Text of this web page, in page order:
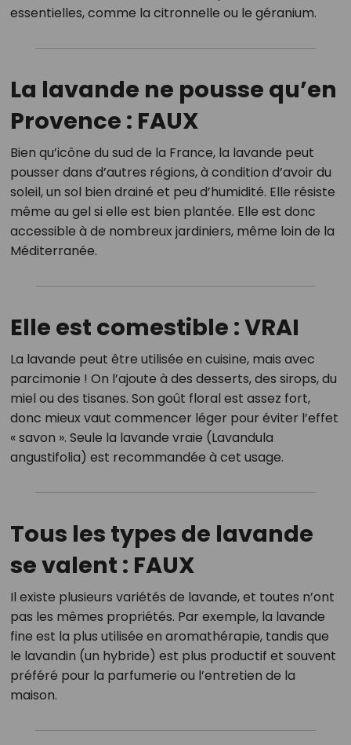
essentielles, comme la citronnelle ou le géranium.
La lavande ne pousse qu’en
Provence : FAUX
Bien qu’icône du sud de la France, la lavande peut
pousser dans d’autres régions, à condition d’avoir du
soleil, un sol bien drainé et peu d’humidité. Elle résiste
même au gel si elle est bien plantée. Elle est donc
accessible à de nombreux jardiniers, même loin de la
Méditerranée.
Elle est comestible : VRAI
La lavande peut être utilisée en cuisine, mais avec
parcimonie ! On l’ajoute à des desserts, des sirops, du
miel ou des tisanes. Son goût floral est assez fort,
donc mieux vaut commencer léger pour éviter l’effet
« savon ». Seule la lavande vraie (Lavandula
angustifolia) est recommandée à cet usage.
Tous les types de lavande
se valent : FAUX
Il existe plusieurs variétés de lavande, et toutes n’ont
pas les mêmes propriétés. Par exemple, la lavande
fine est la plus utilisée en aromathérapie, tandis que
le lavandin (un hybride) est plus productif et souvent
préféré pour la parfumerie ou l’entretien de la
maison.